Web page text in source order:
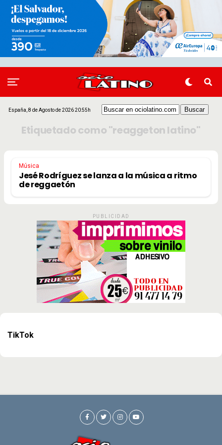
España, 8 de Agosto de 2026 20:55h
Etiquetado como "reaggeton latino"
Música
Jesé Rodríguez se lanza a la música a ritmo
de reggaetón
PUBLICIDAD
TikTok